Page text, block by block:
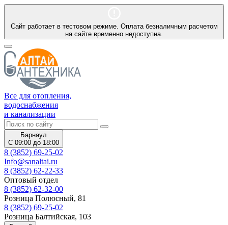
Сайт работает в тестовом режиме. Оплата безналичным расчетом
на сайте временно недоступна.
Все для отопления,
водоснабжения
и канализации
Барнаул
С 09:00 до 18:00
8 (3852) 69-25-02
Info@sanaltai.ru
8 (3852) 62-22-33
Оптовый отдел
8 (3852) 62-32-00
Розница Полюсный, 81
8 (3852) 69-25-02
Розница Балтийская, 103